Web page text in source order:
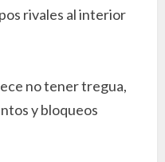
rivales al interior
no tener tregua,
y bloqueos